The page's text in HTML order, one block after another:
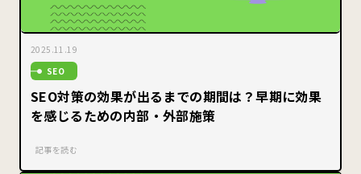
2025.11.19
SEO
SEO対策の効果が出るまでの期間は？早期に効果
を感じるための内部・外部施策
記事を読む